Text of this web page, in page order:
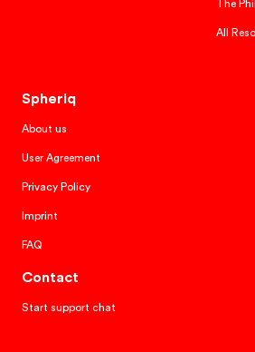
The
All
Spheriq
About us
User Agreement
Privacy Policy
Imprint
FAQ
Contact
Start support chat